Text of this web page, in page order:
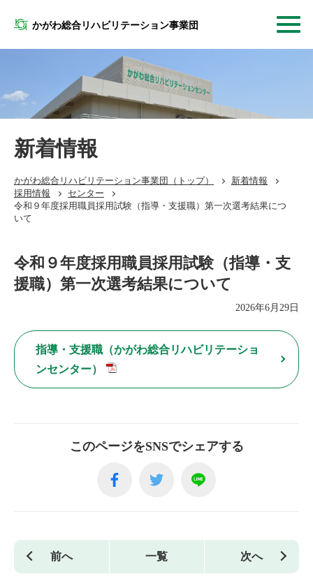
かがわ総合リハビリテーション事業団
新着情報
かがわ総合リハビリテーション事業団 （トップ）
新着情報
採用情報
センター
令和９年度採用職員採用試験（指導・支援職）第一次選考結果につ
いて
令和９年度採用職員採用試験（指導・支
援職）第一次選考結果について
2026年6月29日
指導・支援職（かがわ総合リハビリテーショ
ンセンター）
このページをSNSでシェアする
前へ 一覧 次へ